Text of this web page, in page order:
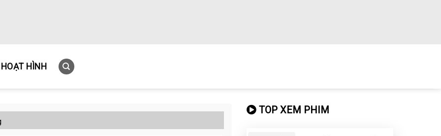
HOẠT HÌNH
TOP XEM PHIM